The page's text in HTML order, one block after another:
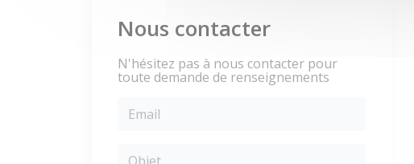
Nous contacter
N'hésitez pas à nous contacter pour
toute demande de renseignements